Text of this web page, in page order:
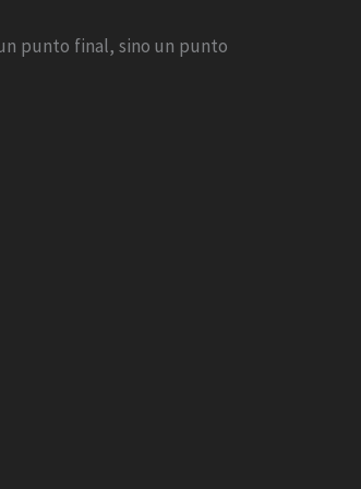
punto final, sino un punto